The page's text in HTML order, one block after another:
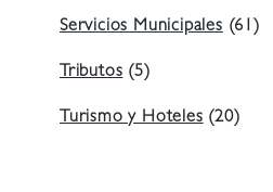
Servicios Municipales (61)
Tributos (5)
Turismo y Hoteles (20)